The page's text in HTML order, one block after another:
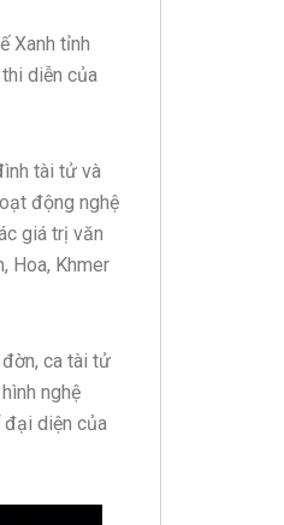
Xanh tỉnh
diễn của
tài tử và
động nghệ
giá trị văn
Hoa, Khmer
ca tài tử
nghệ
diện của